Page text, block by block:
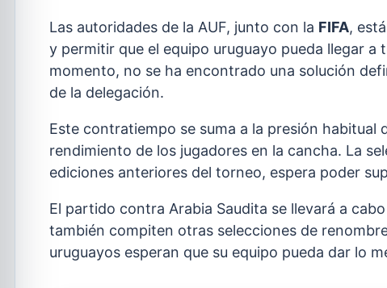
Las autoridades de la AUF, junto con la FIFA,
y permitir que el equipo uruguayo pueda llegar
momento, no se ha encontrado una solución
de la delegación.
Este contratiempo se suma a la presión habitual
rendimiento de los jugadores en la cancha. La
ediciones anteriores del torneo, espera poder
El partido contra Arabia Saudita se llevará a
también compiten otras selecciones de
uruguayos esperan que su equipo pueda dar lo